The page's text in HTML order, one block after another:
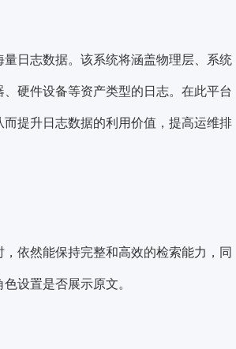
日志数据。该系统将涵盖物理层、系统
硬件设备等资产类型的日志。在此平台
提升日志数据的利用价值，提高运维排
依然能保持完整和高效的检索能力，同
设置是否展示原文。